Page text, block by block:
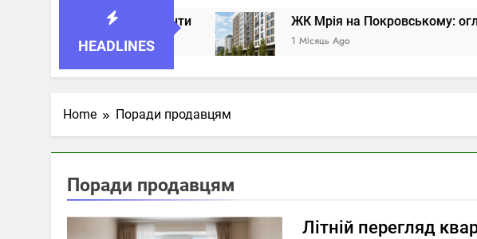
HEADLINES
будинок і документи ЖК Мрія на Покровському: огляд
1 Місяць Ago
Home Поради продавцям
Поради продавцям
Літній перегляд